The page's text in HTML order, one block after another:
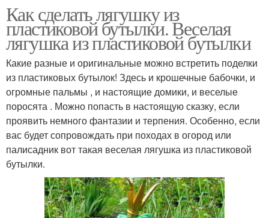
Как сделать лягушку из
пластиковой бутылки. Веселая
лягушка из пластиковой бутылки
Какие разные и оригинальные можно встретить поделки
из пластиковых бутылок! Здесь и крошечные бабочки, и
огромные пальмы , и настоящие домики, и веселые
поросята . Можно попасть в настоящую сказку, если
проявить немного фантазии и терпения. Особенно, если
вас будет сопровождать при походах в огород или
палисадник вот такая веселая лягушка из пластиковой
бутылки.